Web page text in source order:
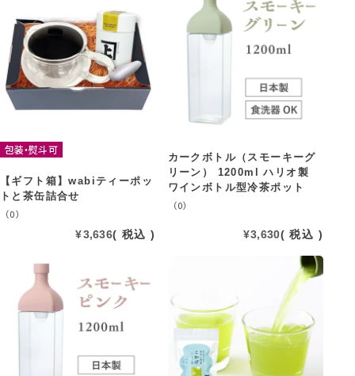
包装・熨斗可
【ギフト箱】wabiティーポッ
トと茶缶詰合せ
（0）
¥3,636 税込
カークボトル（スモーキーグ
リーン） 1200ml ハリオ製
ワインボトル型冷茶ポット
（0）
¥3,630 税込